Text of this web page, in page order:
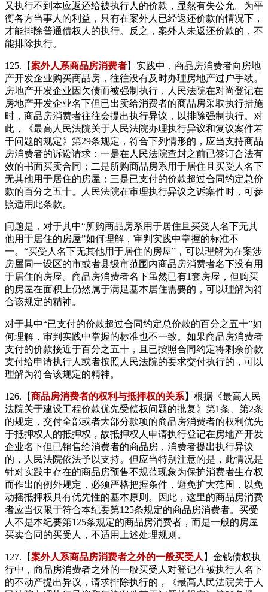
又执行不到本应返还给被执行人的价款，显然有失公允。为平
衡各方当事人的利益，只有在案外人已经返还价款的情况下，
才能排除普通债权人的执行。反之，案外人未返还价款的，不
能排除执行。
125.【案外人系商品房消费者】实践中，商品房消费者向房地
产开发企业购买商品房，往往没有及时办理房地产过户手续。
房地产开发企业因欠债而被强制执行，人民法院在对尚登记在
房地产开发企业名下但已出卖给消费者的商品房采取执行措施
时，商品房消费者往往会提出执行异议，以排除强制执行。对
此，《最高人民法院关于人民法院办理执行异议和复议案件若
干问题的规定》第29条规定，符合下列情形的，应当支持商品
房消费者的诉讼请求：一是在人民法院查封之前已签订合法有
效的书面买卖合同；二是所购商品房系用于居住且买受人名下
无其他用于居住的房屋；三是已支付的价款超过合同约定总价
款的百分之五十。人民法院在审理执行异议之诉案件时，可参
照适用此条款。
问题是，对于其中“所购商品房系用于居住且买受人名下无其
他用于居住的房屋”如何理解，审判实践中掌握的标准不
一。“买受人名下无其他用于居住的房屋”，可以理解为在案涉
房屋同一设区的市或者县级市范围内商品房消费者名下没有用
于居住的房屋。商品房消费者名下虽然已有1套房屋，但购买
的房屋在面积上仍然属于满足基本居住需要的，可以理解为符
合该规定的精神。
对于其中“已支付的价款超过合同约定总价款的百分之五十”如
何理解，审判实践中掌握的标准也不一致。如果商品房消费者
支付的价款接近于百分之五十，且已按照合同约定将剩余价款
支付给申请执行人或者按照人民法院的要求交付执行的，可以
理解为符合该规定的精神。
126.【商品房消费者的权利与抵押权的关系】根据《最高人民
法院关于建设工程价款优先受偿权问题的批复》第1条、第2条
的规定，交付全部或者大部分款项的商品房消费者的权利优先
于抵押权人的抵押权，故抵押权人申请执行登记在房地产开发
企业名下但已销售给消费者的商品房，消费者提出执行异议
的，人民法院依法予以支持。但应当特别注意的是，此情况是
针对实践中存在的商品房预售不规范现象为保护消费者生存权
而作出的例外规定，必须严格把握条件，避免扩大范围，以免
动摇抵押权具有优先性的基本原则。因此，这里的商品房消费
者应当仅限于符合本纪要第125条规定的商品房消费者。买受
人不是本纪要第125条规定的商品房消费者，而是一般的房屋
买卖合同的买受人，不适用上述处理规则。
127.【案外人系商品房消费者之外的一般买受人 】金钱债权执
行中，商品房消费者之外的一般买受人对登记在被执行人名下
的不动产提出异议，请求排除执行的，《最高人民法院关于人